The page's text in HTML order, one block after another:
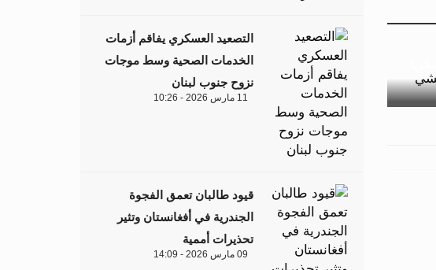
التصعيد العسكري يفاقم أزمات
الخدمات الصحية وسط موجات
نزوح جنوب لبنان
11 مارس 2026 - 10:26
قيود طالبان تعمق الفجوة
الجندرية في أفغانستان وتثير
تحذيرات أممية
09 مارس 2026 - 14:09